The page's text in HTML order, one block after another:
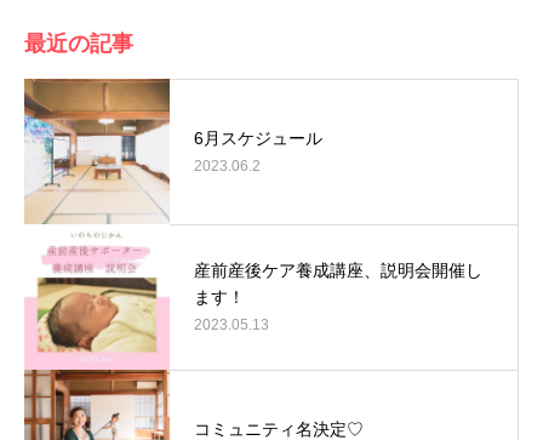
最近の記事
6月スケジュール
2023.06.2
産前産後ケア養成講座、説明会開催し
ます！
2023.05.13
コミュニティ名決定♡